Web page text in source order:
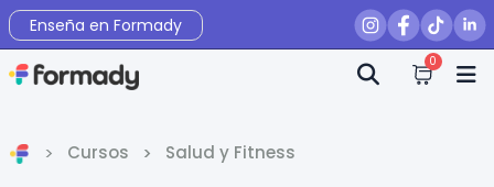
Enseña en Formady
0
Cursos Salud y Fitness